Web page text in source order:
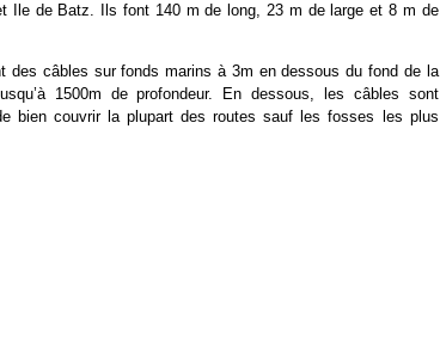
Ile de Batz. Ils font 140 m de long, 23 m de large et 8 m de
des câbles sur fonds marins à 3m en dessous du fond de la
1500m de profondeur. En dessous, les câbles sont
bien couvrir la plupart des routes sauf les fosses les plus